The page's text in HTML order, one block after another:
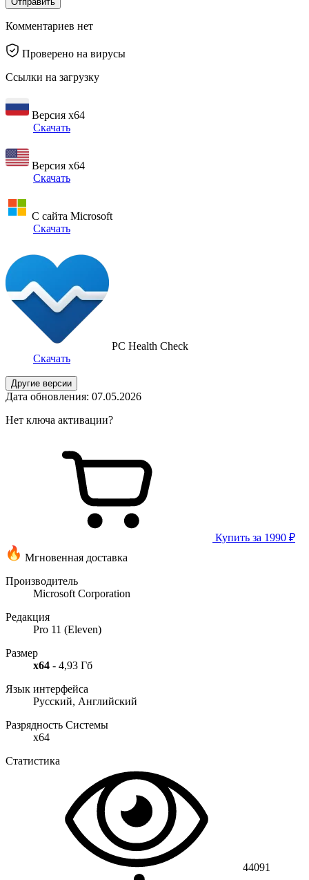
Комментариев нет
Проверено на вирусы
Ссылки на загрузку
Версия x64
Скачать
Версия x64
Скачать
С сайта Microsoft
Скачать
PC Health Check
Скачать
Другие версии
Дата обновления: 07.05.2026
Нет ключа активации?
Купить за 1990 ₽
Мгновенная доставка
Производитель
Microsoft Corporation
Редакция
Pro 11 (Eleven)
Размер
x64 - 4,93 Гб
Язык интерфейса
Русский, Английский
Разрядность Системы
x64
Статистика
44091